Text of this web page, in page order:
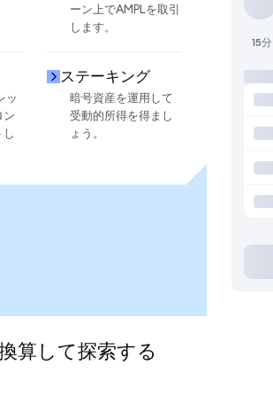
ーン上でAMPLを取引
します。
ッ
ン
し
ステーキング
暗号資産を運用して
受動的所得を得まし
ょう。
15分
して探索する